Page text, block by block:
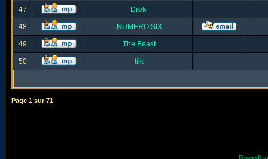
47 Dreki
48 NUMERO SIX
49 The Beast
50 tilk
Page 1 sur71
Powered by